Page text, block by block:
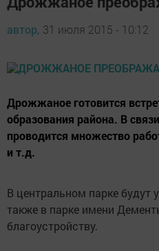
автор, 31 июля 2015 - 10:12
Дрожжаное готовится
образования района. В
проводится множество
и т.д.
В центральном парке
также в парке имени
благоустройству.